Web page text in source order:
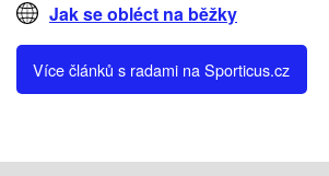
Jak se obléct na běžky
Více článků s radami na Sporticus.cz